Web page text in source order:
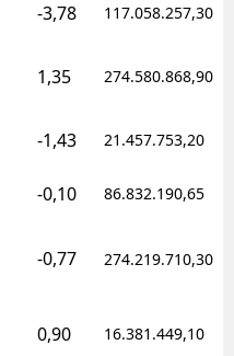
-3,78 117.058.257,30
1,35 274.580.868,90
-1,43 21.457.753,20
-0,10 86.832.190,65
-0,77 274.219.710,30
0,90 16.381.449,10